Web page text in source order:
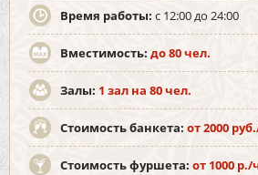
Время работы: с 12:00 до 24:00
Вместимость: до 80 чел.
Залы: 1 зал на 80 чел.
Стоимость банкета: от 2000
Стоимость фуршета: от 1000 р./